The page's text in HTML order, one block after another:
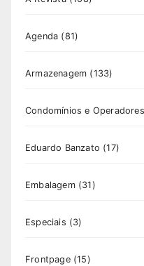
Agenda (81)
Armazenagem (133)
Condomínios e
Eduardo Banzato (17)
Embalagem(31)
Especiais (3)
Frontpage(15)